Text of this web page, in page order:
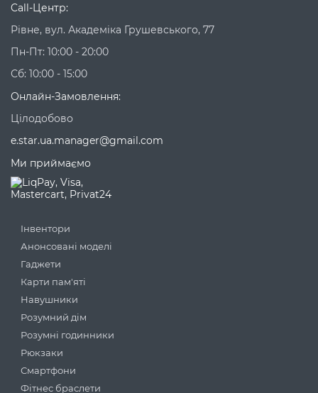
Call-Центр:
Рівне, вул. Академіка Грушевського, 77
Пн-Пт: 10:00 - 20:00
Сб: 10:00 - 15:00
Онлайн-Замовлення:
Цілодобово
e.star.ua.manager@gmail.com
Ми приймаємо
Інвентори
Анонсовані моделі
Гаджети
Карти пам'яті
Навушники
Розумний дім
Розумні годинники
Рюкзаки
Смартфони
Фітнес браслети